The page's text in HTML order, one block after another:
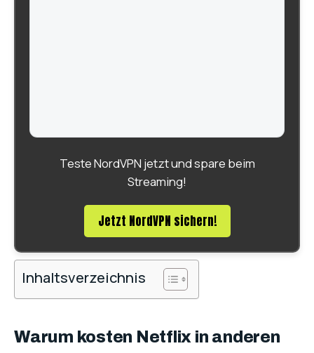
Teste NordVPN jetzt und spare beim
Streaming!
Jetzt NordVPN sichern!
Inhaltsverzeichnis
Warum kosten Netflix in anderen